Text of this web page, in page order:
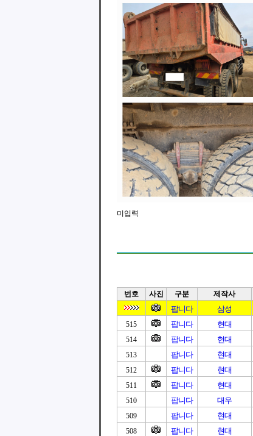
미입력
번호 사진 구분 제작사
팝니다 삼성
515
팝니다 현대
514
팝니다 현대
513
팝니다 현대
512
팝니다 현대
511
팝니다 현대
510
팝니다 대우
509
팝니다 현대
508
팝니다 현대